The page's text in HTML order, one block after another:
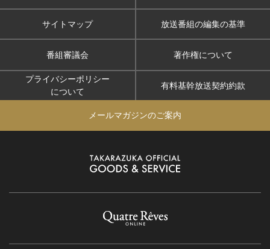
サイトマップ 放送番組の編集の基準
番組審議会 著作権について
プライバシーポリシー
について
有料基幹放送契約約款
メールマガジンのご案内